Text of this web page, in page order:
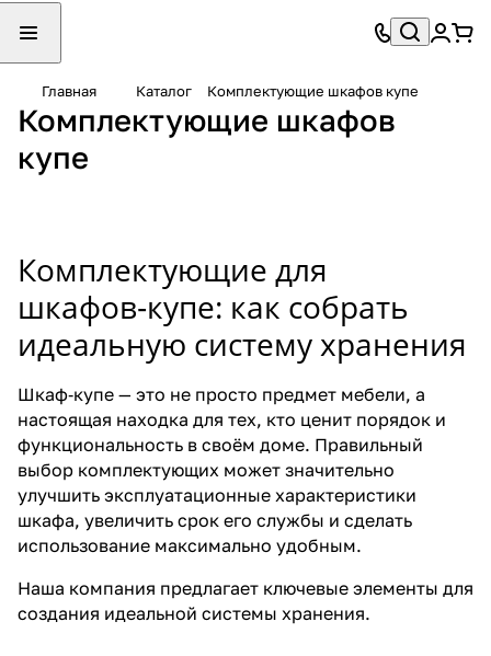
Главная Каталог Комплектующие шкафов купе
Комплектующие шкафов
купе
П
о
с
ы
е
и
с
т
е
м
ы
л
я
Р
а
и
н
ы
д
в
е
р
и
с
и
ж
Р
а
и
н
ы
м
е
ж
к
о
м
а
т
С
к
ы
а
ю
и
е
с
я
д
в
р
и
У
п
н
т
е
и
и
щ
е
т
к
с
а
С
и
м
в
ы
р
я
м
л
е
н
я
д
Комплектующие для
шкафов‑купе: как собрать
идеальную систему хранения
Шкаф‑купе — это не просто предмет мебели, а
настоящая находка для тех, кто ценит порядок и
функциональность в своём доме. Правильный
выбор комплектующих может значительно
улучшить эксплуатационные характеристики
шкафа, увеличить срок его службы и сделать
использование максимально удобным.
Наша компания предлагает ключевые элементы для
создания идеальной системы хранения.